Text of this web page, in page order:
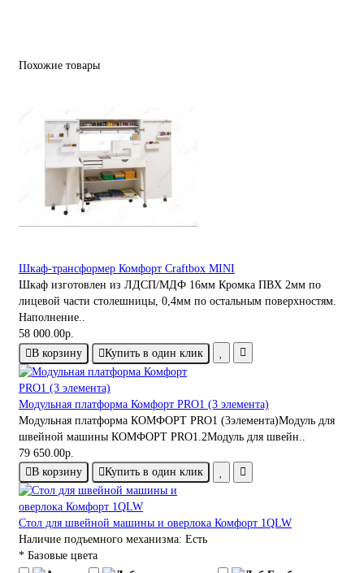
Похожие товары
Шкаф-трансформер Комфорт Craftbox MINI
Шкаф изготовлен из ЛДСП/МДФ 16мм Кромка ПВХ 2мм по
лицевой части столешницы, 0,4мм по остальным поверхностям.
Наполнение..
58 000.00р.
В корзину
Купить в один клик
Модульная платформа Комфорт PRO1 (3 элемента)
Модульная платформа КОМФОРТ PRO1 (3элемента)Модуль для
швейной машины КОМФОРТ PRO1.2Модуль для швейн..
79 650.00р.
В корзину
Купить в один клик
Стол для швейной машины и оверлока Комфорт 1QLW
Наличие подъемного механизма: Есть
* Базовые цвета